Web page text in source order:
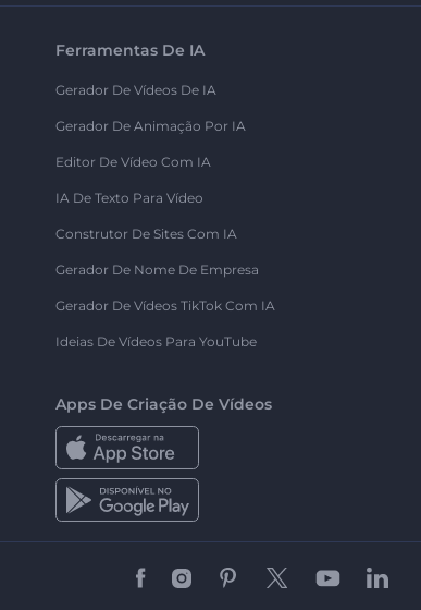
Ferramentas De IA
Gerador De Vídeos De IA
Gerador De Animação Por IA
Editor De Vídeo Com IA
IA De Texto Para Vídeo
Construtor De Sites Com IA
Gerador De Nome De Empresa
Gerador De Vídeos TikTok Com IA
Ideias De Vídeos Para YouTube
Apps De Criação De Vídeos